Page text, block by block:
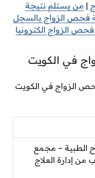
| من يستلم نتيجة
فحص الزواج بالسجل
الزواج الكترونيا
في الكويت
الزواج في الكويت
الطبية – مجمع
من إدارة العلاج